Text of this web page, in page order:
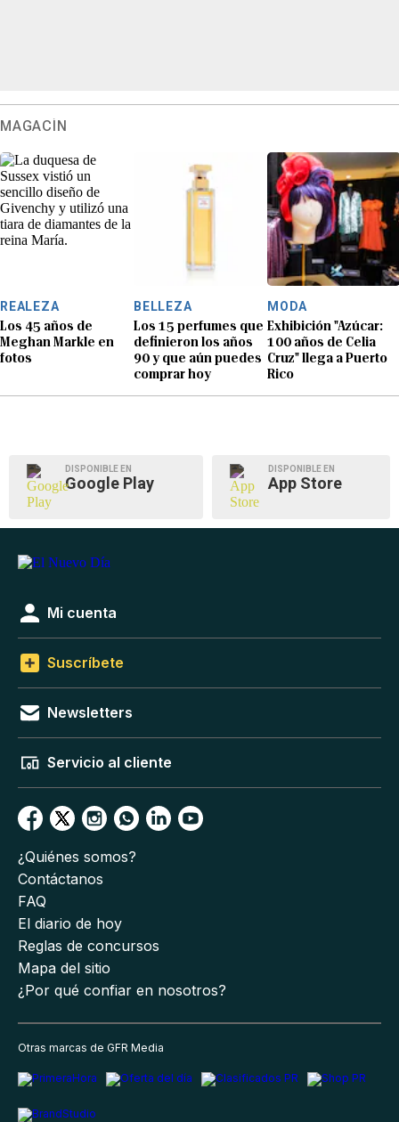
MAGACÍN
REALEZA
Los 45 años de
Meghan Markle en
fotos
BELLEZA
Los 15 perfumes que
definieron los años
90 y que aún puedes
comprar hoy
MODA
Exhibición "Azúcar:
100 años de Celia
Cruz" llega a Puerto
Rico
DISPONIBLE EN
Google Play
DISPONIBLE EN
App Store
Mi cuenta
Suscríbete
Newsletters
Servicio al cliente
¿Quiénes somos?
Contáctanos
FAQ
El diario de hoy
Reglas de concursos
Mapa del sitio
¿Por qué confiar en nosotros?
Otras marcas de GFR Media